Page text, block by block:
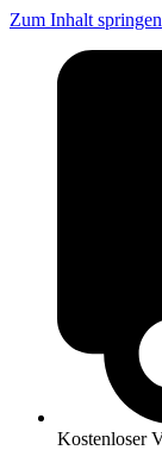
Zum Inhalt springen
Kostenloser